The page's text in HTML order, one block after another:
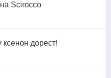
Scirocco
дорест!